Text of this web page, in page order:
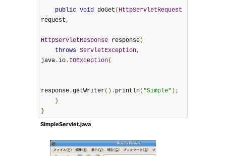
public void doGet ( HttpServletRequest
request,
HttpServletResponse response)
throws ServletException,
java.io. IOException{
response.getWriter(). println( "Simple" );
}
}
SimpleServlet.java